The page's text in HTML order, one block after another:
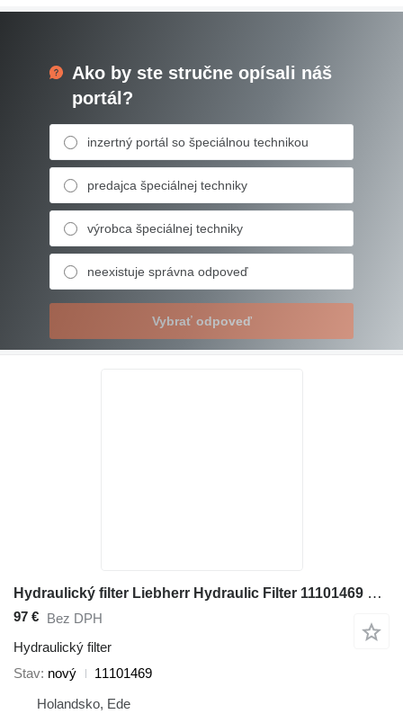
Ako by ste stručne opísali náš
portál?
inzertný portál so špeciálnou technikou
predajca špeciálnej techniky
výrobca špeciálnej techniky
neexistuje správna odpoveď
Vybrať odpoveď
Hydraulický filter Liebherr Hydraulic Filter 11101469 na stavebného stroja Liebherr
97 € Bez DPH
Hydraulický filter
Stav nový
11101469
Holandsko, Ede